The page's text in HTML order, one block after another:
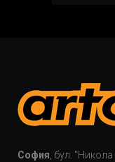
София , бул.